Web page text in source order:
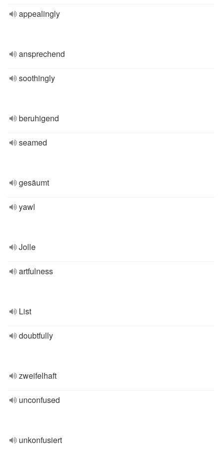
appealingly
ansprechend
soothingly
beruhigend
seamed
gesäumt
yawl
Jolle
artfulness
List
doubtfully
zweifelhaft
unconfused
unkonfusiert